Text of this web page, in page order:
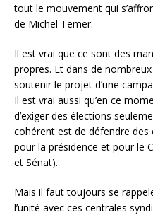
tout le mouvement qui
de Michel Temer.
Il est vrai que ce sont des
propres. Et dans de
soutenir le projet d’une
Il est vrai aussi qu’en ce
d’exiger des élections
cohérent est de défendre
pour la présidence et pour le
et Sénat).
Mais il faut toujours se
l’unité avec ces centrales